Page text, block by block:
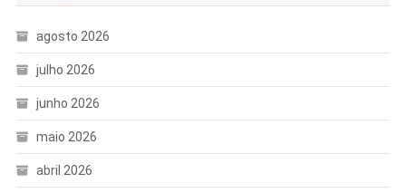
agosto 2026
julho 2026
junho 2026
maio 2026
abril 2026